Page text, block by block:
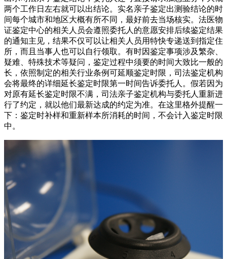
两个工作日左右就可以出结论。实名亲子鉴定出测验结论的时
间每个城市和地区大概有所不同，最好前去当场核实。法医物
证鉴定中心的相关人员会遵照委托人的意愿安排后续鉴定结果
的通知主见，结果不仅可以让相关人员用特快专递送到指定住
所，而且当事人也可以自行领取。有时因鉴定事项涉及繁杂、
疑难、特殊技术等疑问，鉴定过程中须要的时间大致比一般的
长，依照制定的相关行业条例可延顺鉴定时限，司法鉴定机构
会将最终的详细延长鉴定时限第一时间告诉委托人。假若因为
对原有延长鉴定时限不满，司法亲子鉴定机构与委托人重新进
行了约定，就以他们最新达成的约定为准。在这里格外提醒一
下：鉴定时补样和重新样本所消耗的时间，不会计入鉴定时限
中。